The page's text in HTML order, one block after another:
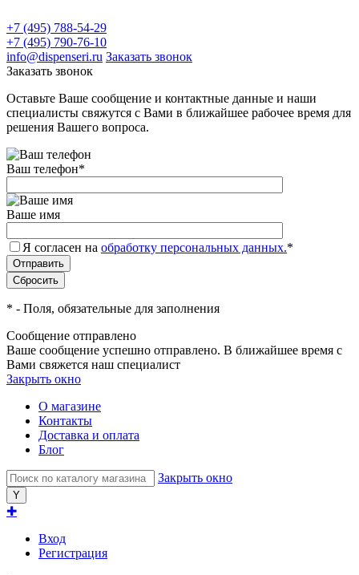
+7 (495) 788-54-29
+7 (495) 790-76-10
info@dispenseri.ru Заказать звонок
Заказать звонок
Оставьте Ваше сообщение и контактные данные и наши
специалисты свяжутся с Вами в ближайшее рабочее время для
решения Вашего вопроса.
Ваш телефон*
Ваше имя
Я согласен на обработку персональных данных.*
* - Поля, обязательные для заполнения
Сообщение отправлено
Ваше сообщение успешно отправлено. В ближайшее время с
Вами свяжется наш специалист
Закрыть окно
О магазине
Контакты
Доставка и оплата
Блог
Закрыть окно
✚
Вход
Регистрация